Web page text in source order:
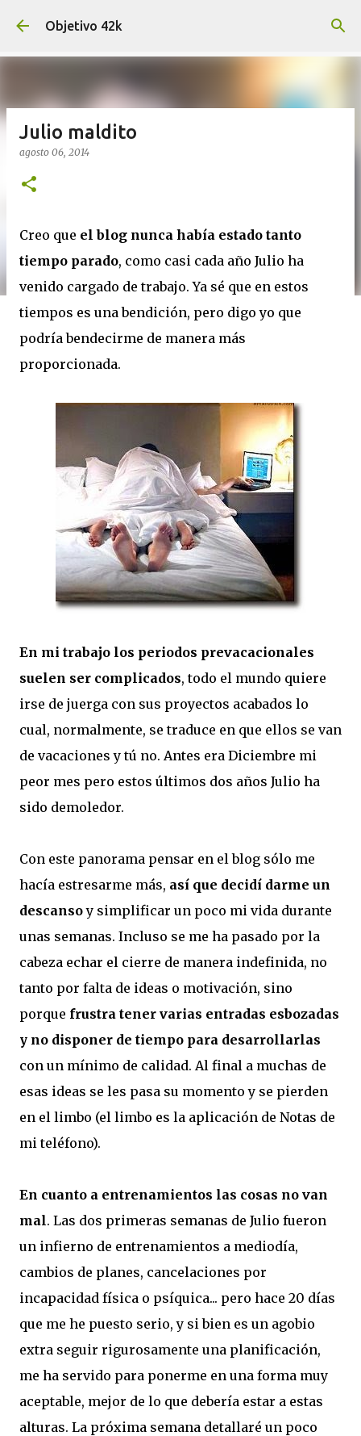
Ir al contenido principal
Objetivo 42k
Julio maldito
agosto 06, 2014
Creo que el blog nunca había estado tanto
tiempo parado, como casi cada año Julio ha
venido cargado de trabajo. Ya sé que en estos
tiempos es una bendición, pero digo yo que
podría bendecirme de manera más
proporcionada.
En mi trabajo los periodos prevacacionales
suelen ser complicados, todo el mundo quiere
irse de juerga con sus proyectos acabados lo
cual, normalmente, se traduce en que ellos se van
de vacaciones y tú no. Antes era Diciembre mi
peor mes pero estos últimos dos años Julio ha
sido demoledor.
Con este panorama pensar en el blog sólo me
hacía estresarme más, así que decidí darme un
descansoy simplificar un poco mi vida durante
unas semanas. Incluso se me ha pasado por la
cabeza echar el cierre de manera indefinida, no
tanto por falta de ideas o motivación, sino
porque frustra tener varias entradas esbozadas
y no disponer de tiempo para desarrollarlas
con un mínimo de calidad. Al final a muchas de
esas ideas se les pasa su momento y se pierden
en el limbo (el limbo es la aplicación de Notas de
mi teléfono).
En cuanto a entrenamientos las cosas no van
mal. Las dos primeras semanas de Julio fueron
un infierno de entrenamientos a mediodía,
cambios de planes, cancelaciones por
incapacidad física o psíquica... pero hace 20 días
que me he puesto serio, y si bien es un agobio
extra seguir rigurosamente una planificación,
me ha servido para ponerme en una forma muy
aceptable, mejor de lo que debería estar a estas
alturas. La próxima semana detallaré un poco